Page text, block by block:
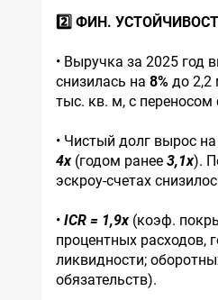
2️⃣ ФИН.
• Выручка за 2025 год
снизилась на 8% до 2,2
тыс. кв. м, с переносом
• Чистый долг вырос на
4x (годом ранее 3,1x).
эскроу-счетах
• ICR = 1,9x (коэф.
процентных расходов,
ликвидности;
обязательств).